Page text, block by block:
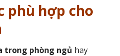
phù hợp cho
trong phòng ngủ hay